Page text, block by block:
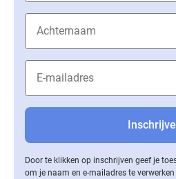
Door te klikken op inschrijven geef je
om je naam en e-mailadres te